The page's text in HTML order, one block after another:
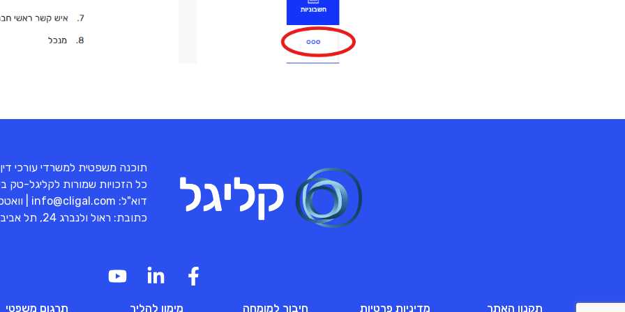
תוכנה משפטית למשרדי עורכי
כל הזכויות שמורות לקליגל-טק
דוא"ל: info@cligal.com
|
כתובת: ראול ולנברג 24, תל אביב
תקנון האתר מדיניות פרטיות חיבור למומחה מימון להליך תרגום משפטי